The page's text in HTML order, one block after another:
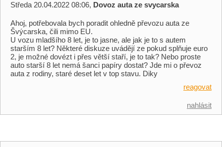
Středa 20.04.2022 08:06, Dovoz auta ze svycarska
Ahoj, potřebovala bych poradit ohledně převozu auta ze
Švýcarska, čili mimo EU.
U vozu mladšího 8 let, je to jasne, ale jak je to s autem
starším 8 let? Některé diskuze uvádějí ze pokud splňuje euro
2, je možné dovézt i přes větší staří, je to tak? Nebo proste
auto starší 8 let nemá šanci papíry dostat? Jde mi o převoz
auta z rodiny, staré deset let v top stavu. Diky
reagovat
nahlásit